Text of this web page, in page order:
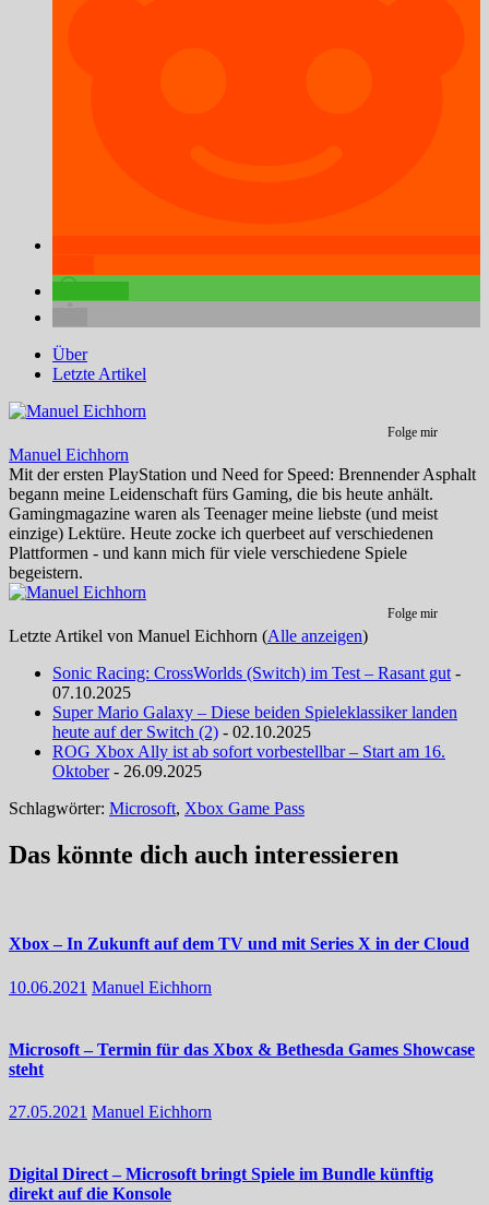
Über
Letzte Artikel
Folge mir
Manuel Eichhorn
Mit der ersten PlayStation und Need for Speed: Brennender Asphalt
begann meine Leidenschaft fürs Gaming, die bis heute anhält.
Gamingmagazine waren als Teenager meine liebste (und meist
einzige) Lektüre. Heute zocke ich querbeet auf verschiedenen
Plattformen - und kann mich für viele verschiedene Spiele
begeistern.
Folge mir
Letzte Artikel von Manuel Eichhorn (Alle anzeigen)
Sonic Racing: CrossWorlds (Switch) im Test – Rasant gut -
07.10.2025
Super Mario Galaxy – Diese beiden Spieleklassiker landen
heute auf der Switch (2) - 02.10.2025
ROG Xbox Ally ist ab sofort vorbestellbar – Start am 16.
Oktober- 26.09.2025
Schlagwörter: Microsoft, Xbox Game Pass
Das könnte dich auch interessieren
Xbox – In Zukunft auf dem TV und mit Series X in der Cloud
10.06.2021 Manuel Eichhorn
Microsoft – Termin für das Xbox & Bethesda Games Showcase
steht
27.05.2021 Manuel Eichhorn
Digital Direct – Microsoft bringt Spiele im Bundle künftig
direkt auf die Konsole